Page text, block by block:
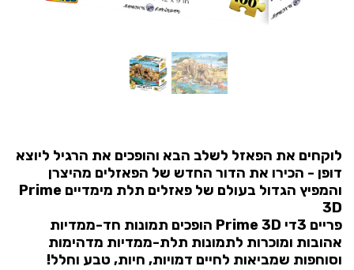
לוקחים את הפאזל לשלב הבא והופכים את הרגיל ליוצא
דופן - הכירו את הדור החדש של הפאזלים מהיצרן
והמפיץ הגדול בעולם של פאזלים תלת מימדיים Prime
3D
פריים 3די Prime 3D הופכים תמונות חד-ממדיות
אהובות ומוכרות לתמונות תלת-ממדיות מדהימות
וסוחפות שמביאות לחיים דמויות, חיות, טבע וחלל!